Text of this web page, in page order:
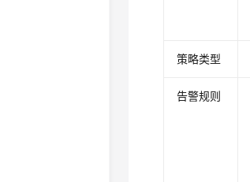
策略类型
告警规则